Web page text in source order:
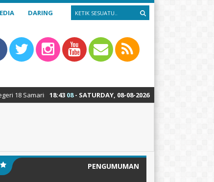
DARING
18:43 09- SATURDAY, 08-08-2026
: Teknik Alat Berat – Teknik Sepeda Motor – Teknik
PENGUMUMAN